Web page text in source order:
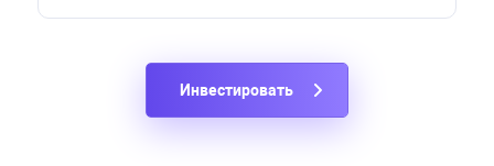
Инвестировать